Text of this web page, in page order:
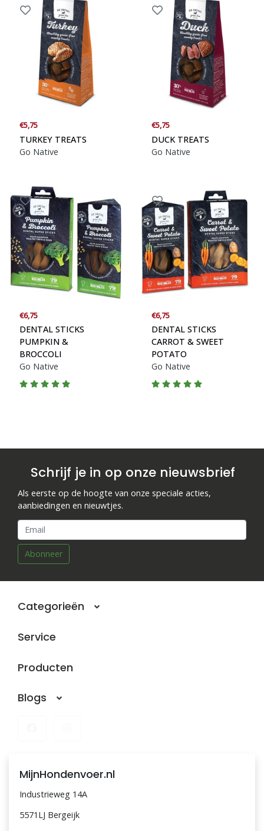
€5,75
TURKEY TREATS
Go Native
€5,75
DUCK TREATS
Go Native
€6,75
DENTAL STICKS
PUMPKIN &
BROCCOLI
Go Native
€6,75
DENTAL STICKS
CARROT & SWEET
POTATO
Go Native
Schrijf je in op onze nieuwsbrief
Als eerste op de hoogte van onze speciale acties,
aanbiedingen en nieuwtjes.
Abonneer
Categorieën
Service
Producten
Blogs
MijnHondenvoer.nl
Industrieweg 14A
5571LJ Bergeijk